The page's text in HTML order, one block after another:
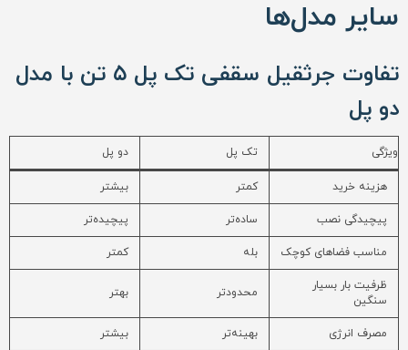
سایر مدل‌ها
تفاوت جرثقیل سقفی تک پل ۵ تن با مدل
دو پل
ویژگی تک پل دو پل
هزینه خرید کمتر بیشتر
پیچیدگی نصب ساده‌تر پیچیده‌تر
مناسب فضاهای کوچک بله کمتر
ظرفیت بار بسیار
سنگین
محدودتر بهتر
مصرف انرژی بهینه‌تر بیشتر